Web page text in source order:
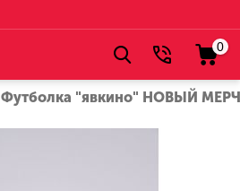
0
Футболка "явкино" НОВЫЙ МЕРЧ